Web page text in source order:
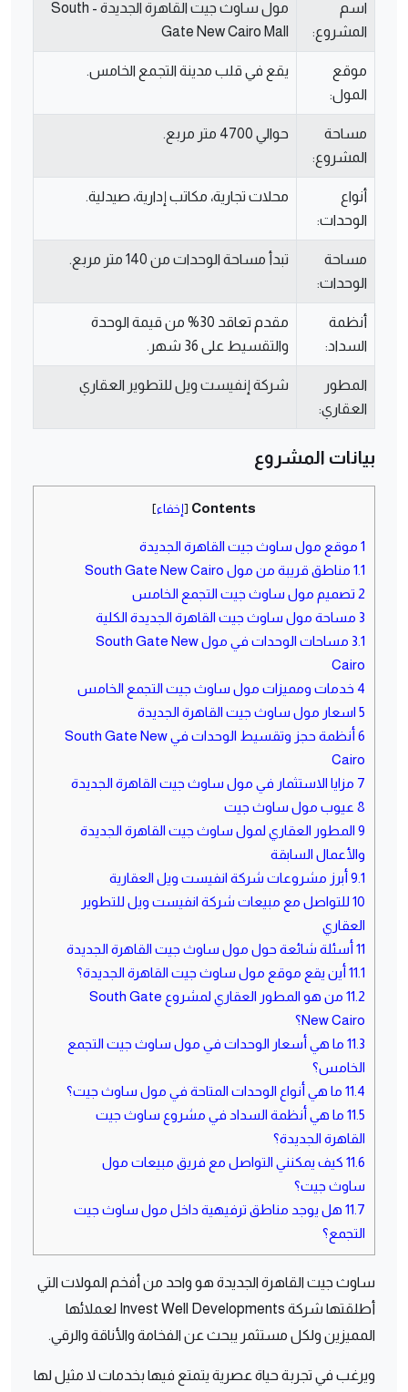
اسم
المشروع:
مول ساوث جيت القاهرة الجديدة - South
Gate New Cairo Mall
موقع
المول:
يقع في قلب مدينة التجمع الخامس.
مساحة
المشروع:
حوالي 4700 متر مربع.
أنواع
الوحدات:
محلات تجارية، مكاتب إدارية، صيدلية.
مساحة
الوحدات:
تبدأ مساحة الوحدات من 140 متر مربع.
أنظمة
السداد:
مقدم تعاقد 30% من قيمة الوحدة
والتقسيط على 36 شهر.
المطور
العقاري:
شركة إنفيست ويل للتطوير العقاري
بيانات المشروع
Contents
[إخفاء]
1 موقع مول ساوث جيت القاهرة الجديدة
1.1 مناطق قريبة من مول South Gate New Cairo
2 تصميم مول ساوث جيت التجمع الخامس
3 مساحة مول ساوث جيت القاهرة الجديدة الكلية
3.1
مساحات الوحدات في مول South Gate New
Cairo
4 خدمات ومميزات مول ساوث جيت التجمع الخامس
5 اسعار مول ساوث جيت القاهرة الجديدة
6
أنظمة حجز وتقسيط الوحدات في South Gate New
Cairo
7 مزايا الاستثمار في مول ساوث جيت القاهرة الجديدة
8 عيوب مول ساوث جيت
9 المطور العقاري لمول ساوث جيت القاهرة الجديدة
والأعمال السابقة
9.1 أبرز مشروعات شركة انفيست ويل العقارية
10 للتواصل مع مبيعات شركة انفيست ويل للتطوير
العقاري
11 أسئلة شائعة حول مول ساوث جيت القاهرة الجديدة
11.1 أين يقع موقع مول ساوث جيت القاهرة الجديدة؟
11.2
من هو المطور العقاري لمشروع South Gate
New Cairo؟
11.3 ما هي أسعار الوحدات في مول ساوث جيت التجمع
الخامس؟
11.4 ما هي أنواع الوحدات المتاحة في مول ساوث جيت؟
11.5 ما هي أنظمة السداد في مشروع ساوث جيت
القاهرة الجديدة؟
11.6 كيف يمكنني التواصل مع فريق مبيعات مول
ساوث جيت؟
11.7 هل يوجد مناطق ترفيهية داخل مول ساوث جيت
التجمع؟
ساوث جيت القاهرة الجديدة هو واحد من أفخم المولات التي
أطلقتها شركة Invest Well Developments لعملائها
المميزين ولكل مستثمر يبحث عن الفخامة والأناقة والرقي.
ويرغب في تجربة حياة عصرية يتمتع فيها بخدمات لا مثيل لها